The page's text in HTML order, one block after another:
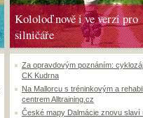
Kololoď nově i ve verzi pro
silničáře
Za opravdovým poznáním:
CK Kudrna
Na Mallorcu s tréninkovým a
centrem Alltraining.cz
České mapy Dalmácie znovu slaví